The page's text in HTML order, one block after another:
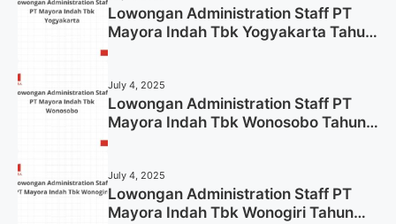
Lowongan Administration Staff PT
Mayora Indah Tbk Yogyakarta Tahun
July 4, 2025
Lowongan Administration Staff PT
Mayora Indah Tbk Wonosobo Tahun
July 4, 2025
Lowongan Administration Staff PT
Mayora Indah Tbk Wonogiri Tahun